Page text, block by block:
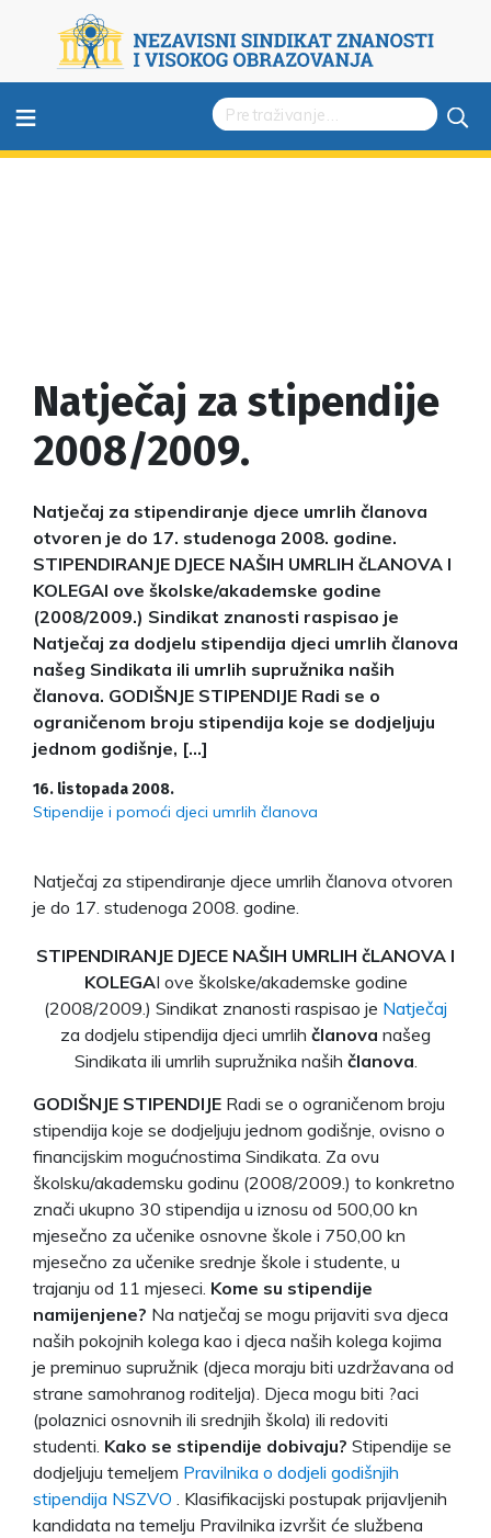
≡
Natječaj za stipendije
2008/2009.
Natječaj za stipendiranje djece umrlih članova
otvoren je do 17. studenoga 2008. godine.
STIPENDIRANJE DJECE NAŠIH UMRLIH čLANOVA I
KOLEGAI ove školske/akademske godine
(2008/2009.) Sindikat znanosti raspisao je
Natječaj za dodjelu stipendija djeci umrlih članova
našeg Sindikata ili umrlih supružnika naših
članova. GODIŠNJE STIPENDIJE Radi se o
ograničenom broju stipendija koje se dodjeljuju
jednom godišnje, […]
16. listopada 2008.
Stipendije i pomoći djeci umrlih članova
Natječaj za stipendiranje djece umrlih članova otvoren
je do 17. studenoga 2008. godine.
STIPENDIRANJE DJECE NAŠIH UMRLIH čLANOVA I
KOLEGAI ove školske/akademske godine
(2008/2009.) Sindikat znanosti raspisao je Natječaj
za dodjelu stipendija djeci umrlih članova našeg
Sindikata ili umrlih supružnika naših članova
GODIŠNJE STIPENDIJE Radi se o ograničenom broju
stipendija koje se dodjeljuju jednom godišnje, ovisno o
financijskim mogućnostima Sindikata. Za ovu
školsku/akademsku godinu (2008/2009.) to konkretno
znači ukupno 30 stipendija u iznosu od 500,00 kn
mjesečno za učenike osnovne škole i 750,00 kn
mjesečno za učenike srednje škole i studente, u
trajanju od 11 mjeseci. Kome su stipendije
namijenjene? Na natječaj se mogu prijaviti sva djeca
naših pokojnih kolega kao i djeca naših kolega kojima
je preminuo supružnik (djeca moraju biti uzdržavana od
strane samohranog roditelja). Djeca mogu biti ?aci
(polaznici osnovnih ili srednjih škola) ili redoviti
studenti. Kako se stipendije dobivaju? Stipendije se
dodjeljuju temeljem Pravilnika o dodjeli godišnjih
stipendija NSZVO . Klasifikacijski postupak prijavljenih
kandidata na temelju Pravilnika izvršit će službena